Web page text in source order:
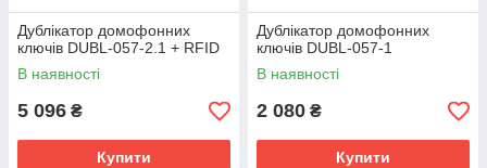
Дублікатор домофонних
ключів DUBL-057-2.1 + RFID
В наявності
5 096 ₴
Купити
Дублікатор домофонних
ключів DUBL-057-1
В наявності
2 080 ₴
Купити